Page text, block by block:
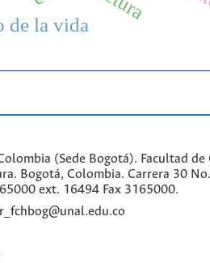
de la vida
(Sede Bogotá). Facultad de
Bogotá, Colombia. Carrera 30
ext. 16494 Fax 3165000.